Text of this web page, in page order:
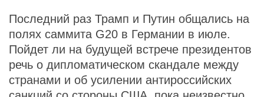
Последний раз Трамп и Путин общались на
полях саммита G20 в Германии в июле.
Пойдет ли на будущей встрече президентов
речь о дипломатическом скандале между
странами и об усилении антироссийских